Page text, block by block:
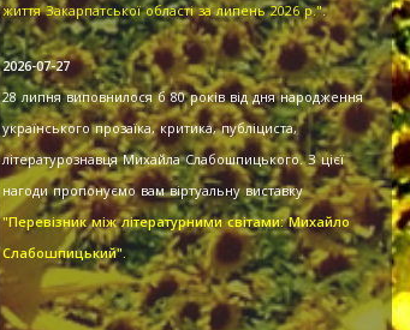
життя Закарпатської області за липень 2026 р.".
2026-07-27
28 липня виповнилося б 80 років від дня народження
українського прозаїка, критика, публіциста,
літературознавця Михайла Слабошпицького. З цієї
нагоди пропонуємо вам віртуальну виставку
"Перевізник між літературними світами: Михайло
Слабошпицький".